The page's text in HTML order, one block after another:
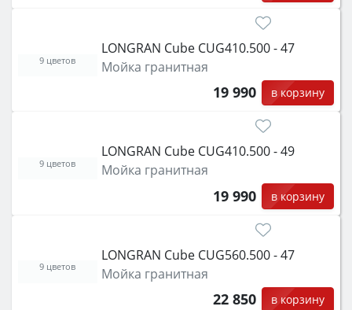
LONGRAN Cube CUG410.500 - 47
Мойка гранитная
19 990 в корзину
9 цветов
LONGRAN Cube CUG410.500 - 49
Мойка гранитная
19 990 в корзину
9 цветов
LONGRAN Cube CUG560.500 - 47
Мойка гранитная
22 850 в корзину
9 цветов